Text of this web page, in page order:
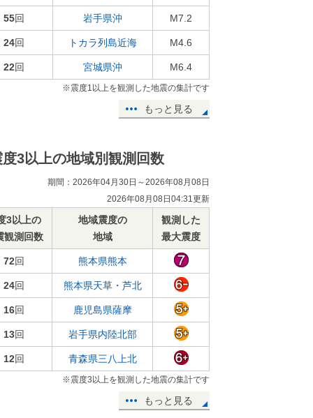
55回 岩手県沖 M7.2
24回 トカラ列島近海 M4.6
22回 宮城県沖 M6.4
※震度1以上を観測した地震の集計です
もっと見る
度3以上の地域別観測回数
期間：2026年04月30日～2026年08月08日
2026年08月08日04:31更新
3以上の
観測回数
地域震度の
地域
観測した
最大震度
72回 熊本県熊本
24回 熊本県天草・芦北
16回 鹿児島県薩摩
13回 岩手県内陸北部
12回 青森県三八上北
※震度3以上を観測した地震の集計です
もっと見る